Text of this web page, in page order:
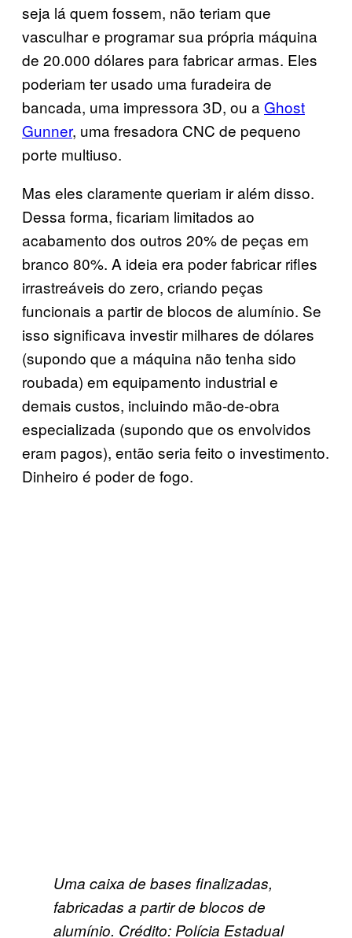
seja lá quem fossem, não teriam que
vasculhar e programar sua própria máquina
de 20.000 dólares para fabricar armas. Eles
poderiam ter usado uma furadeira de
bancada, uma impressora 3D, ou a Ghost
Gunner, uma fresadora CNC de pequeno
porte multiuso.
Mas eles claramente queriam ir além disso.
Dessa forma, ficariam limitados ao
acabamento dos outros 20% de peças em
branco 80%. A ideia era poder fabricar rifles
irrastreáveis do zero, criando peças
funcionais a partir de blocos de alumínio. Se
isso significava investir milhares de dólares
(supondo que a máquina não tenha sido
roubada) em equipamento industrial e
demais custos, incluindo mão-de-obra
especializada (supondo que os envolvidos
eram pagos), então seria feito o investimento.
Dinheiro é poder de fogo.
Uma caixa de bases finalizadas,
fabricadas a partir de blocos de
alumínio. Crédito: Polícia Estadual